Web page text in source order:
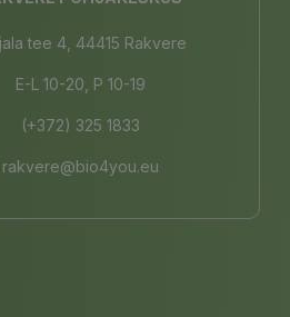
tee 4, 44415 Rakvere
E-L 10-20, P 10-19
(+372) 325 1833
rakvere@bio4you.eu